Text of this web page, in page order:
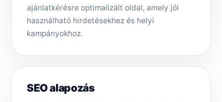
ajánlatkérésre optimalizált oldal, amely jól
használható hirdetésekhez és helyi
kampányokhoz.
SEO alapozás